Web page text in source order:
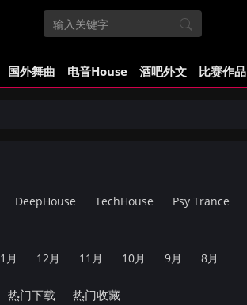
国外舞曲 电音House 酒吧外文 比赛作品
DeepHouse TechHouse
Psy Trance
1月 12月 11月 10月 9月 8月
热门下载 热门收藏